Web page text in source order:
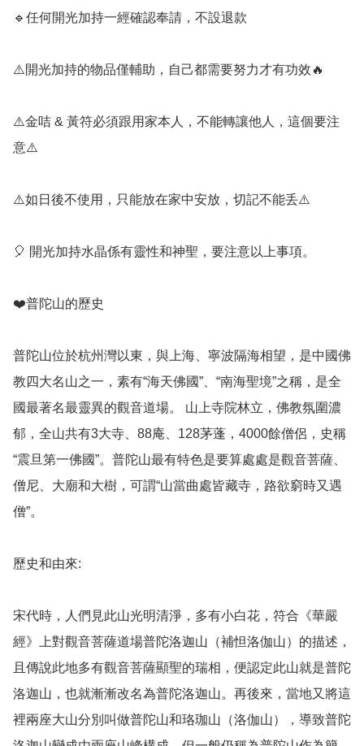
🔹️任何開光加持一經確認奉請，不設退款
⚠️開光加持的物品僅輔助，自己都需要努力才有功效🔥
⚠️金咭 & 黃符必須跟用家本人，不能轉讓他人，這個要注
意⚠️
⚠️如日後不使用，只能放在家中安放，切記不能丢⚠️
🎈 開光加持水晶係有靈性和神聖，要注意以上事項。
❤️普陀山的歷史
普陀山位於杭州灣以東，與上海、寧波隔海相望，是中國佛
教四大名山之一，素有“海天佛國”、“南海聖境”之稱，是全
國最著名最靈異的觀音道場。 山上寺院林立，佛教氛圍濃
郁，全山共有3大寺、88庵、128茅蓬，4000餘僧侶，史稱
“震旦第一佛國”。普陀山最有特色是要算處處是觀音菩薩、
僧尼、大廟和大樹，可謂“山當曲處皆藏寺，路欲窮時又遇
僧”。
歷史和由來:
宋代時，人們見此山光明清淨，多有小白花，符合《華嚴
經》上對觀音菩薩道場普陀洛迦山（補怛洛伽山）的描述，
且傳說此地多有觀音菩薩顯聖的瑞相，便認定此山就是普陀
洛迦山，也就漸漸改名為普陀洛迦山。再後來，當地又將這
裡兩座大山分別叫做普陀山和珞珈山（洛伽山），導致普陀